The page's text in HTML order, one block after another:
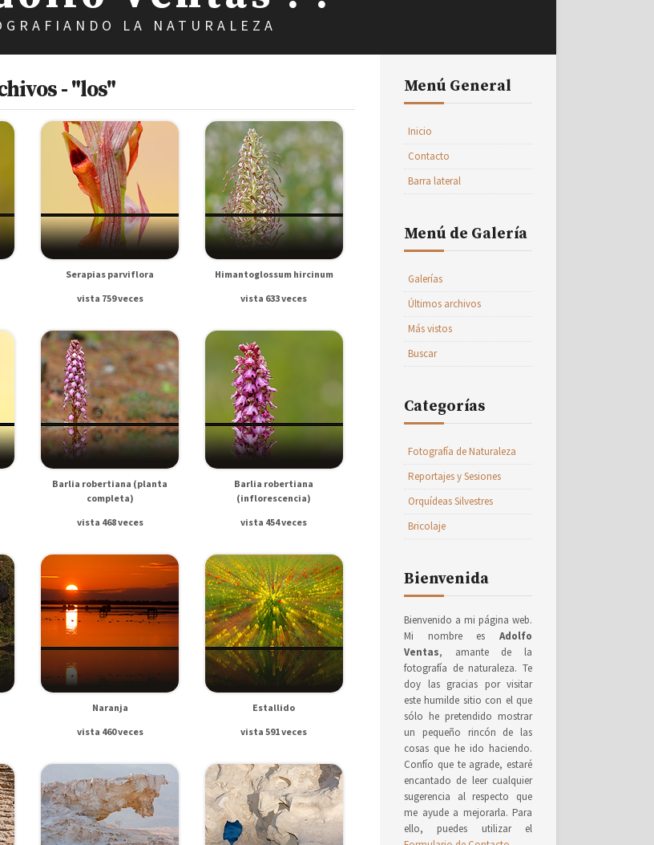
LA NATURALEZA
- "los"
Serapias parviflora
vista 759 veces
Himantoglossum hircinum
vista 633 veces
Barlia robertiana (planta
completa)
vista 468 veces
Barlia robertiana
(inflorescencia)
vista 454 veces
Naranja
vista 460 veces
Estallido
vista 591 veces
Menú General
Inicio
Contacto
Barra lateral
Menú de Galería
Galerías
Últimos archivos
Más vistos
Buscar
Categorías
Fotografía de Naturaleza
Reportajes y Sesiones
Orquídeas Silvestres
Bricolaje
Bienvenida
Bienvenido a mi página web.
Mi nombre es Adolfo
Ventas, amante de la
fotografía de naturaleza. Te
doy las gracias por visitar
este humilde sitio con el que
sólo he pretendido mostrar
un pequeño rincón de las
cosas que he ido haciendo.
Confío que te agrade, estaré
encantado de leer cualquier
sugerencia al respecto que
me ayude a mejorarla. Para
ello, puedes utilizar el